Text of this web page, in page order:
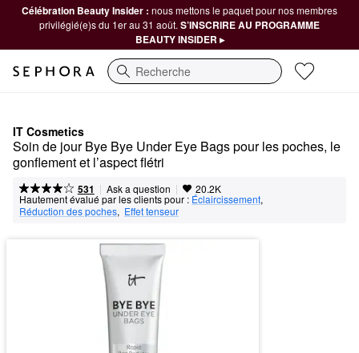
Célébration Beauty Insider : nous mettons le paquet pour nos membres
privilégié(e)s du 1er au 31 août. S’INSCRIRE AU PROGRAMME
BEAUTY INSIDER ▸
Recherche
IT Cosmetics
Soin de jour Bye Bye Under Eye Bags pour les poches, le
gonflement et l’aspect flétri
531 | Ask a question | 20.2K
Hautement évalué par les clients pour : Éclaircissement,
Réduction des poches, Effet tenseur